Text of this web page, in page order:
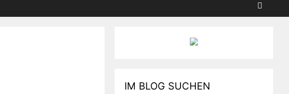
IM BLOG SUCHEN